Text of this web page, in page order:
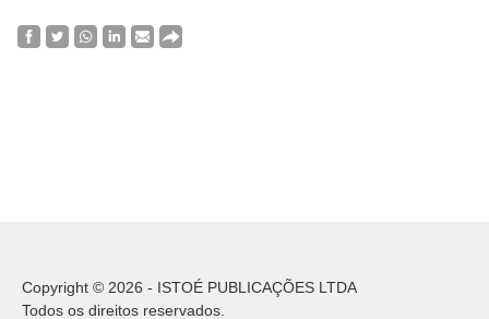
Copyright © 2026 - ISTOÉ PUBLICAÇÕES LTDA
Todos os direitos reservados.